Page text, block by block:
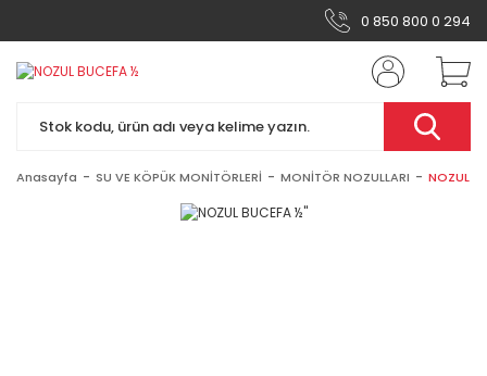
0 850 800 0 294
Anasayfa SU VE KÖPÜK MONİTÖRLERİ MONİTÖR NOZULLARI NOZUL